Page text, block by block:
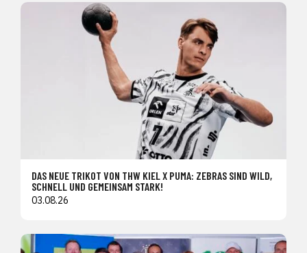
DAS NEUE TRIKOT VON THW KIEL X PUMA: ZEBRAS SIND WILD,
SCHNELL UND GEMEINSAM STARK!
03.08.26